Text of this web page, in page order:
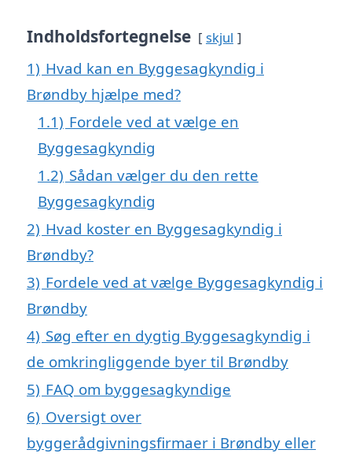
Indholdsfortegnelse skjul
1) Hvad kan en Byggesagkyndig i
Brøndby hjælpe med?
1.1) Fordele ved at vælge en
Byggesagkyndig
1.2) Sådan vælger du den rette
Byggesagkyndig
2) Hvad koster en Byggesagkyndig i
Brøndby?
3) Fordele ved at vælge Byggesagkyndig i
Brøndby
4) Søg efter en dygtig Byggesagkyndig i
de omkringliggende byer til Brøndby
5) FAQ om byggesagkyndige
6) Oversigt over
byggerådgivningsfirmaer i Brøndby eller